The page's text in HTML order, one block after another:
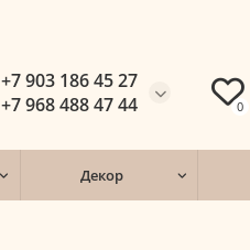
+7 903 186 45 27
+7 968 488 47 44
0
Декор